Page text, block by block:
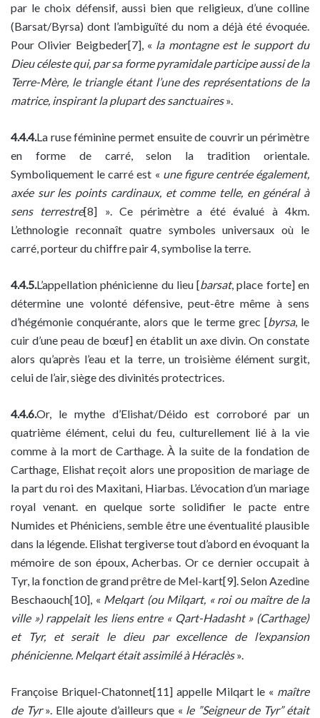
par le choix défensif, aussi bien que religieux, d’une colline
(Barsat/Byrsa) dont l’ambiguïté du nom a déjà été évoquée.
Pour Olivier Beigbeder[7], « la montagne est le support du
Dieu céleste qui, par sa forme pyramidale participe aussi de la
Terre-Mère, le triangle étant l’une des représentations de la
matrice, inspirant la plupart des sanctuaires».
4.4.4.La ruse féminine permet ensuite de couvrir un périmètre
en forme de carré, selon la tradition orientale.
Symboliquement le carré est « une figure centrée également,
axée sur les points cardinaux, et comme telle, en général à
sens terrestre[8] ». Ce périmètre a été évalué à 4km.
L’ethnologie reconnaît quatre symboles universaux où le
carré, porteur du chiffre pair 4, symbolise la terre.
4.4.5.L’appellation phénicienne du lieu [barsat, place forte] en
détermine une volonté défensive, peut-être même à sens
d’hégémonie conquérante, alors que le terme grec [byrsa, le
cuir d’une peau de bœuf] en établit un axe divin. On constate
alors qu’après l’eau et la terre, un troisième élément surgit,
celui de l’air, siège des divinités protectrices.
4.4.6.Or, le mythe d’Elishat/Déido est corroboré par un
quatrième élément, celui du feu, culturellement lié à la vie
comme à la mort de Carthage. À la suite de la fondation de
Carthage, Elishat reçoit alors une proposition de mariage de
la part du roi des Maxitani, Hiarbas. L’évocation d’un mariage
royal venant. en quelque sorte solidifier le pacte entre
Numides et Phéniciens, semble être une éventualité plausible
dans la légende. Elishat tergiverse tout d’abord en évoquant la
mémoire de son époux, Acherbas. Or ce dernier occupait à
Tyr, la fonction de grand prêtre de Mel-kart[9]. Selon Azedine
Beschaouch[10], « Melqart (ou Milqart, « roi ou maître de la
ville ») rappelait les liens entre « Qart-Hadasht » (Carthage)
et Tyr, et serait le dieu par excellence de l’expansion
phénicienne. Melqart était assimilé à Héraclès».
Françoise Briquel-Chatonnet[11] appelle Milqart le « maître
de Tyr». Elle ajoute d’ailleurs que « le ”Seigneur de Tyr” était